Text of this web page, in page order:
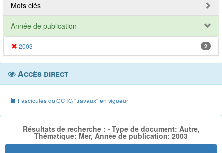
Mots clés
Année de publication
2003 2
Accès direct
Fascicules du CCTG "travaux" en vigueur
Résultats de recherche : - Type de document: Autre,
Thématique: Mer, Année de publication: 2003